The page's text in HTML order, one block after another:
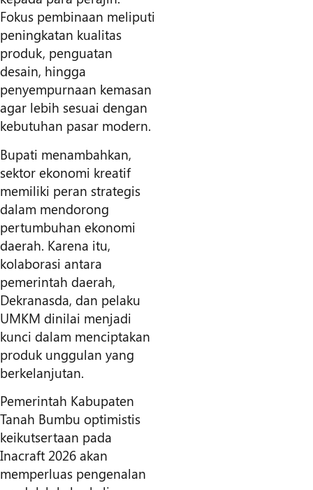
Fokus pembinaan meliputi
peningkatan kualitas
produk, penguatan
desain, hingga
penyempurnaan kemasan
agar lebih sesuai dengan
kebutuhan pasar modern.
Bupati menambahkan,
sektor ekonomi kreatif
memiliki peran strategis
dalam mendorong
pertumbuhan ekonomi
daerah. Karena itu,
kolaborasi antara
pemerintah daerah,
Dekranasda, dan pelaku
UMKM dinilai menjadi
kunci dalam menciptakan
produk unggulan yang
berkelanjutan.
Pemerintah Kabupaten
Tanah Bumbu optimistis
keikutsertaan pada
Inacraft 2026 akan
memperluas pengenalan